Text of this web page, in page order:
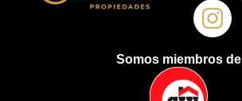
Somos miembros de